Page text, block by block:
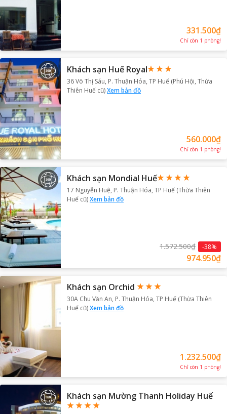
331.500₫
Chỉ còn 1 phòng!
Khách sạn Huế Royal
36 Võ Thị Sáu, P. Thuận Hóa, TP Huế (Phú Hội, Thừa
Thiên Huế cũ)Xem bản đồ
560.000₫
Chỉ còn 1 phòng!
Khách sạn Mondial Huế
17 Nguyễn Huệ, P. Thuận Hóa, TP Huế (Thừa Thiên
Huế cũ)Xem bản đồ
1.572.500₫ -38%
974.950₫
Khách sạn Orchid
30A Chu Văn An, P. Thuận Hóa, TP Huế (Thừa Thiên
Huế cũ)Xem bản đồ
1.232.500₫
Chỉ còn 1 phòng!
Khách sạn Mường Thanh Holiday Huế